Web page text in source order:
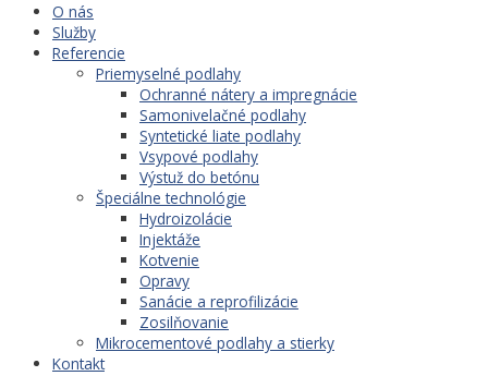
O nás
Služby
Referencie
Priemyselné podlahy
Ochranné nátery a impregnácie
Samonivelačné podlahy
Syntetické liate podlahy
Vsypové podlahy
Výstuž do betónu
Špeciálne technológie
Hydroizolácie
Injektáže
Kotvenie
Opravy
Sanácie a reprofilizácie
Zosilňovanie
Mikrocementové podlahy a stierky
Kontakt